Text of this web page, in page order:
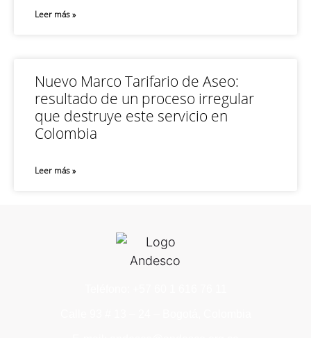
Leer más »
Nuevo Marco Tarifario de Aseo:
resultado de un proceso irregular
que destruye este servicio en
Colombia
Leer más »